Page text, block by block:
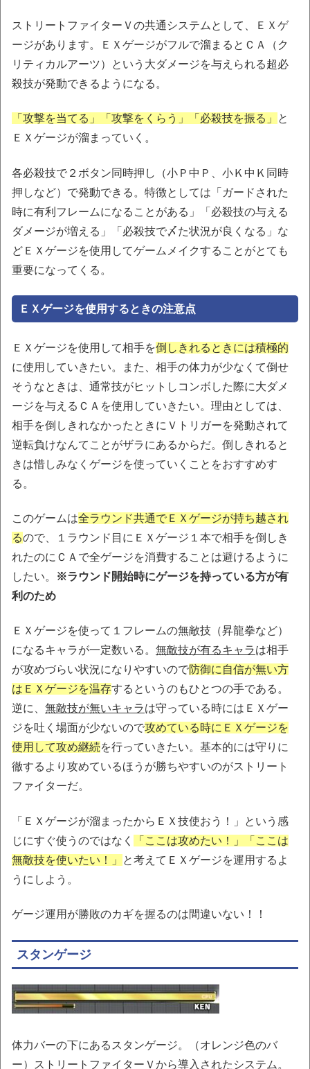
ストリートファイターＶの共通システムとして、ＥＸゲ
ージがあります。ＥＸゲージがフルで溜まるとＣＡ（ク
リティカルアーツ）という大ダメージを与えられる超必
殺技が発動できるようになる。
「攻撃を当てる」「攻撃をくらう」「必殺技を振る」
と
ＥＸゲージが溜まっていく。
各必殺技で２ボタン同時押し（小Ｐ中Ｐ、小Ｋ中Ｋ同時
押しなど）で発動できる。特徴としては「ガードされた
時に有利フレームになることがある」「必殺技の与える
ダメージが増える」「必殺技で〆た状況が良くなる」な
どＥＸゲージを使用してゲームメイクすることがとても
重要になってくる。
ＥＸゲージを使用するときの注意点
ＥＸゲージを使用して相手を倒しきれるときには積極的
に使用していきたい。また、相手の体力が少なくて倒せ
そうなときは、通常技がヒットしコンボした際に大ダメ
ージを与えるＣＡを使用していきたい。理由としては、
相手を倒しきれなかったときにＶトリガーを発動されて
逆転負けなんてことがザラにあるからだ。倒しきれると
きは惜しみなくゲージを使っていくことをおすすめす
る。
このゲームは全ラウンド共通でＥＸゲージが持ち越され
るので、１ラウンド目にＥＸゲージ１本で相手を倒しき
れたのにＣＡで全ゲージを消費することは避けるように
したい。
※ラウンド開始時にゲージを持っている方が有
利のため
ＥＸゲージを使って１フレームの無敵技（昇龍拳など）
になるキャラが一定数いる。 無敵技が有るキャラは相手
が攻めづらい状況になりやすいので防御に自信が無い方
はＥＸゲージを温存するというのもひとつの手である。
逆に、 無敵技が無いキャラは守っている時にはＥＸゲー
ジを吐く場面が少ないので攻めている時にＥＸゲージを
使用して攻め継続を行っていきたい。基本的には守りに
徹するより攻めているほうが勝ちやすいのがストリート
ファイターだ。
「ＥＸゲージが溜まったからＥＸ技使おう！」という感
じにすぐ使うのではなく
「ここは攻めたい！」「ここは
無敵技を使いたい！」
と考えてＥＸゲージを運用するよ
うにしよう。
ゲージ運用が勝敗のカギを握るのは間違いない！！
スタンゲージ
体力バーの下にあるスタンゲージ。（オレンジ色のバ
ー）ストリートファイターＶから導入されたシステム。